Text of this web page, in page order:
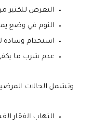
التعرض للكثير من
النوم في وضع
استخدام وسادة
عدم شرب ما
وتشمل الحالات
التهاب الفقار